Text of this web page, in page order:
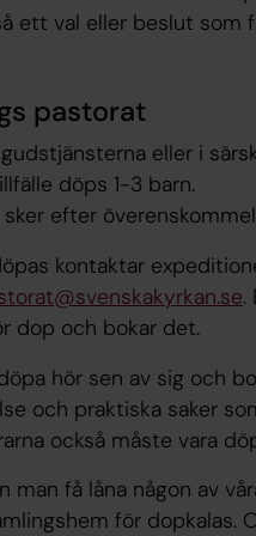
ett val eller beslut
pastorat
eller i
döps 1-3 barn.
efter
kontaktar
.
dop och bokar det.
hör sen av sig och
och praktiska saker
också måste vara
man få låna någon av
för